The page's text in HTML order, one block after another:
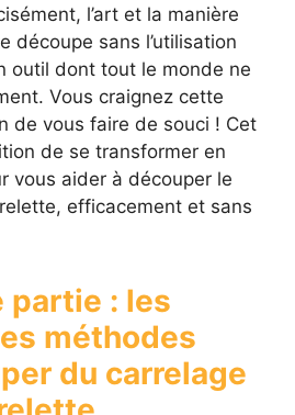
l’art et la manière
découpe sans l’utilisation
outil dont tout le monde ne
Vous craignez cette
de vous faire de souci ! Cet
de se transformer en
vous aider à découper le
efficacement et sans
partie : les
méthodes
du carrelage